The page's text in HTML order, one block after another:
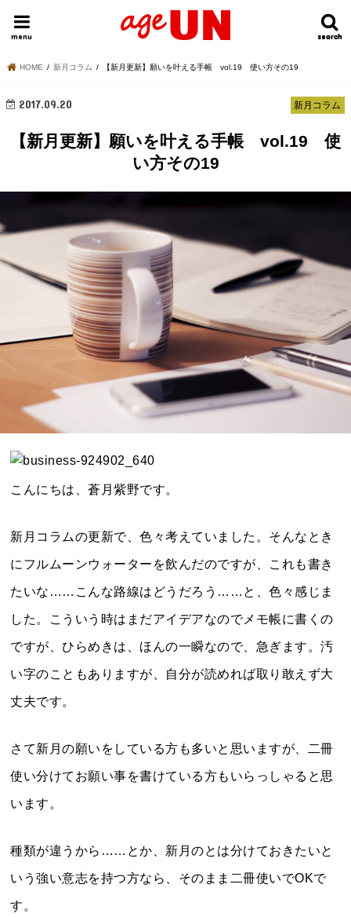
search
search
menu
HOME 今日の運勢ランキング 明日の運勢ランキング 今週の運勢
HOME 新月コラム 【新月更新】願いを叶える手帳 vol.19 使い方その19
新月コラム
2017.09.20
【新月更新】願いを叶える手帳 vol.19 使
い方その19
こんにちは、蒼月紫野です。
新月コラムの更新で、色々考えていました。そんなとき
にフルムーンウォーターを飲んだのですが、これも書き
たいな……こんな路線はどうだろう……と、色々感じま
した。こういう時はまだアイデアなのでメモ帳に書くの
ですが、ひらめきは、ほんの一瞬なので、急ぎます。汚
い字のこともありますが、自分が読めれば取り敢えず大
丈夫です。
さて新月の願いをしている方も多いと思いますが、二冊
使い分けてお願い事を書けている方もいらっしゃると思
います。
種類が違うから……とか、新月のとは分けておきたいと
いう強い意志を持つ方なら、そのまま二冊使いでOKで
す。